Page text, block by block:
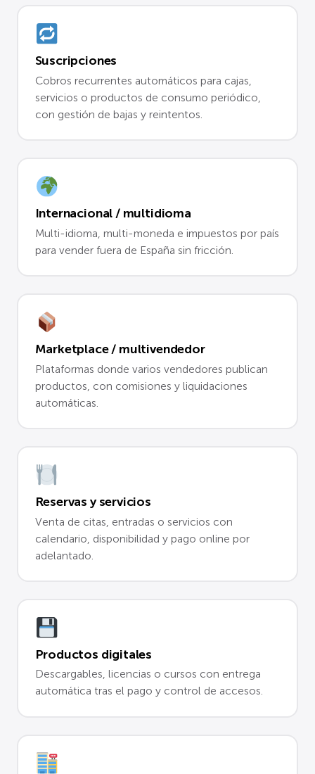
Suscripciones
Cobros recurrentes automáticos para cajas,
servicios o productos de consumo periódico,
con gestión de bajas y reintentos.
Internacional / multidioma
Multi-idioma, multi-moneda e impuestos por país
para vender fuera de España sin fricción.
Marketplace / multivendedor
Plataformas donde varios vendedores publican
productos, con comisiones y liquidaciones
automáticas.
Reservas y servicios
Venta de citas, entradas o servicios con
calendario, disponibilidad y pago online por
adelantado.
Productos digitales
Descargables, licencias o cursos con entrega
automática tras el pago y control de accesos.